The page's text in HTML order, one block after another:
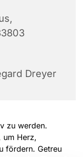
Dreyer
zu werden.
um Herz,
fördern. Getreu